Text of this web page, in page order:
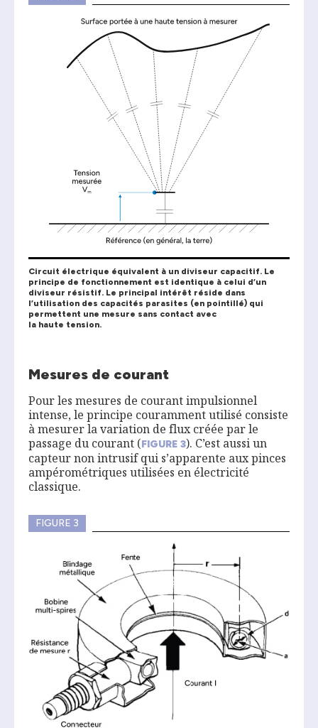
Circuit électrique équivalent à un diviseur capacitif. Le
principe de fonctionnement est identique à celui d’un
diviseur résistif. Le principal intérêt réside dans
l’utilisation des capacités parasites (en pointillé) qui
permettent une mesure sans contact avec
la haute tension.
Mesures de courant
Pour les mesures de courant impulsionnel
intense, le principe couramment utilisé consiste
à mesurer la variation de flux créée par le
passage du courant (FIGURE 3). C’est aussi un
capteur non intrusif qui s’apparente aux pinces
ampérométriques utilisées en électricité
classique.
FIGURE 3